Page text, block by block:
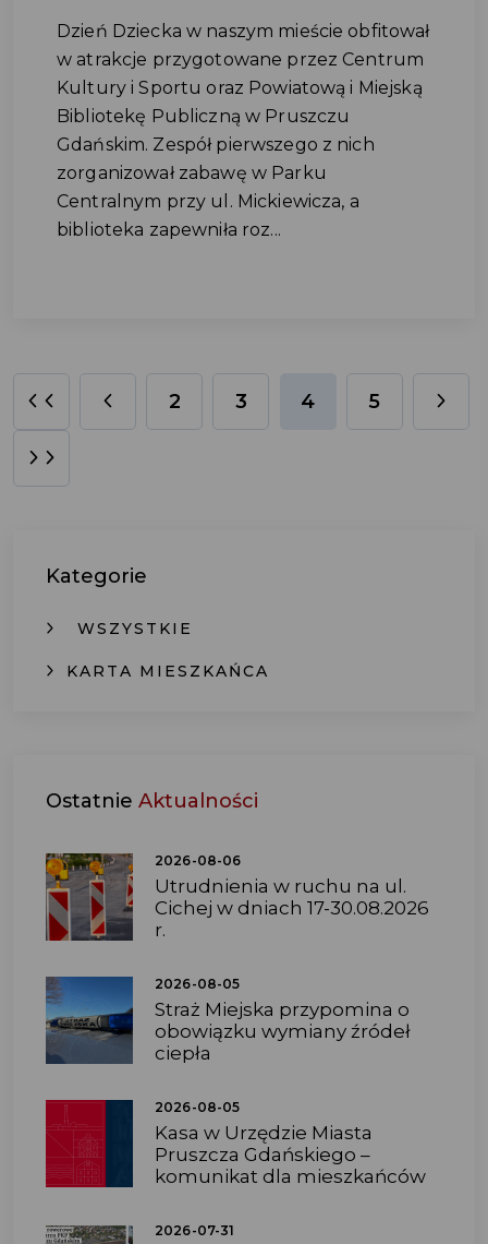
Dzień Dziecka w naszym mieście obfitował
w atrakcje przygotowane przez Centrum
Kultury i Sportu oraz Powiatową i Miejską
Bibliotekę Publiczną w Pruszczu
Gdańskim. Zespół pierwszego z nich
zorganizował zabawę w Parku
Centralnym przy ul. Mickiewicza, a
biblioteka zapewniła roz...
2 3 4 5
Kategorie
WSZYSTKIE
KARTA MIESZKAŃCA
Ostatnie Aktualności
2026-08-06
Utrudnienia w ruchu na ul.
Cichej w dniach 17-30.08.2026
r.
2026-08-05
Straż Miejska przypomina o
obowiązku wymiany źródeł
ciepła
2026-08-05
Kasa w Urzędzie Miasta
Pruszcza Gdańskiego –
komunikat dla mieszkańców
2026-07-31